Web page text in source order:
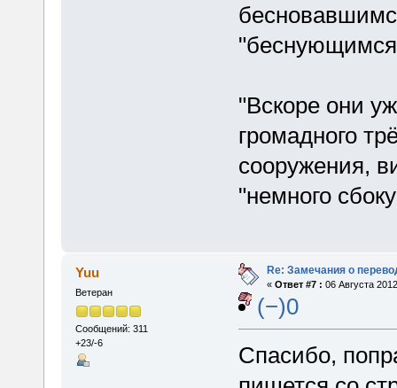
"Вскоре они
громадного
сооружения,
"немного
Yuu
Ветеран
Сообщений: 311
+23/-6
Re: Замечания о
« Ответ #7 : 06 Августа
(−)0
Спасибо,